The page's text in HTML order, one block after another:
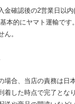
金確認後の2営業日以内
本的にヤマト運輸です
。
場合、当店の責務は日
着した時点で完了とな